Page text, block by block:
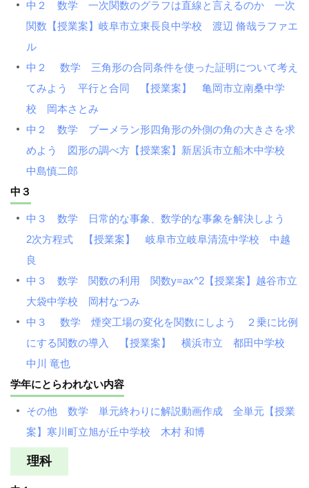
中２ 数学 一次関数のグラフは直線と言えるのか 一次
関数【授業案】岐阜市立東長良中学校 渡辺 脩哉ラファエ
ル
中２ 数学 三角形の合同条件を使った証明について考え
てみよう 平行と合同 【授業案】 亀岡市立南桑中学
校 岡本さとみ
中２ 数学 ブーメラン形四角形の外側の角の大きさを求
めよう 図形の調べ方【授業案】新居浜市立船木中学校
中島慎二郎
中３
中３ 数学 日常的な事象、数学的な事象を解決しよう
2次方程式 【授業案】 岐阜市立岐阜清流中学校 中越
良
中３ 数学 関数の利用 関数y=ax^2【授業案】越谷市立
大袋中学校 岡村なつみ
中３ 数学 煙突工場の変化を関数にしよう ２乗に比例
にする関数の導入 【授業案】 横浜市立 都田中学校
中川 竜也
学年にとらわれない内容
その他 数学 単元終わりに解説動画作成 全単元【授業
案】寒川町立旭が丘中学校 木村 和博
理科